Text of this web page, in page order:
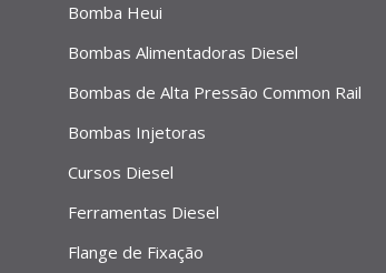
Bomba Heui
Bombas Alimentadoras Diesel
Bombas de Alta Pressão Common Rail
Bombas Injetoras
Cursos Diesel
Ferramentas Diesel
Flange de Fixação